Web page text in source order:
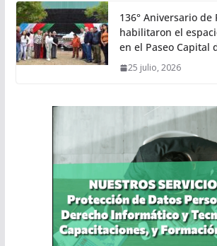
136° Aniversario de
habilitaron el
en el Paseo Capital
25 julio, 2026